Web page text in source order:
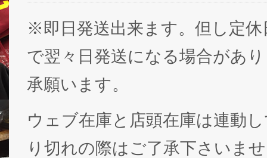
※即日発送出来ます。但し定休
で翌々日発送になる場合があ
承願います。
ウェブ在庫と店頭在庫は連動
り切れの際はご了承下さいま